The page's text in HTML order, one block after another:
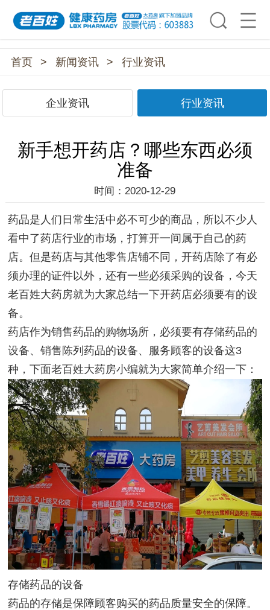
首页 > 新闻资讯 > 行业资讯
企业资讯 行业资讯
新手想开药店？哪些东西必须
准备
时间：2020-12-29
药品是人们日常生活中必不可少的商品，所以不少人
看中了药店行业的市场，打算开一间属于自己的药
店。但是药店与其他零售店铺不同，开药店除了有必
须办理的证件以外，还有一些必须采购的设备，今天
老百姓大药房就为大家总结一下开药店必须要有的设
备。
药店作为销售药品的购物场所，必须要有存储药品的
设备、销售陈列药品的设备、服务顾客的设备这3
种，下面老百姓大药房小编就为大家简单介绍一下：
存储药品的设备
药品的存储是保障顾客购买的药品质量安全的保障。